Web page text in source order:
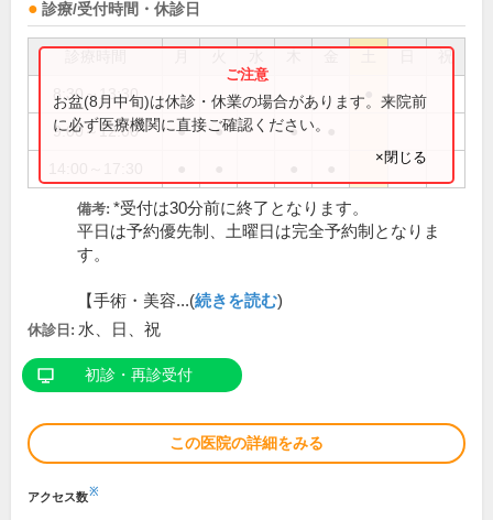
診療/受付時間・休診日
祝
8:30～13:30
9:00～12:00 ● ● ●
お盆(8月中旬)は休診・休業の場合があります。来院前
に必ず医療機関に直接ご確認ください。
×閉じる
備考: *受付は30分前に終了となります。
平日は予約優先制、土曜日は完全予約制となりま
す。
【手術・美容...(続きを読む)
休診日: 水、日、祝
初診・再診受付
この医院の詳細をみる
アクセス数※